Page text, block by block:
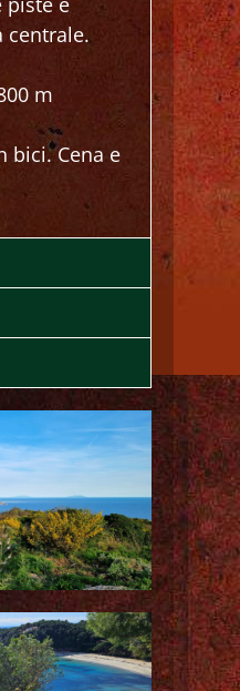
centrale.
m
bici. Cena e